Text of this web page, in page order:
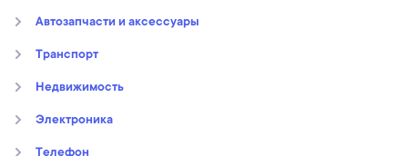
Автозапчасти и аксессуары
Транспорт
Недвижимость
Электроника
Телефон